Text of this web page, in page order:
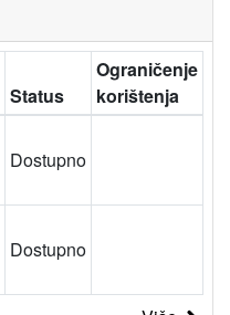
Status
Ograničenje
korištenja
Dostupno
Dostupno